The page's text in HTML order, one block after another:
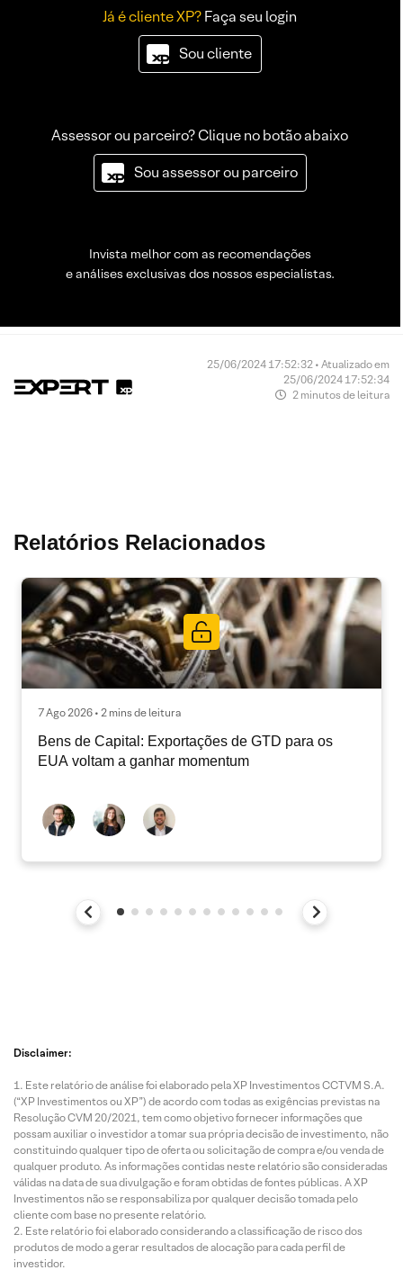
Já é cliente XP?Faça seu login
Sou cliente
Assessor ou parceiro? Clique no botão abaixo
Sou assessor ou parceiro
Invista melhor com as recomendações
e análises exclusivas dos nossos especialistas.
25/06/2024 17:52:32 • Atualizado em
25/06/2024 17:52:34
2 minutos de leitura
Relatórios Relacionados
7 Ago 2026 • 2 mins de leitura
Bens de Capital: Exportações de GTD para os
EUA voltam a ganhar momentum
Disclaimer:
Este relatório de análise foi elaborado pela XP Investimentos CCTVM S.A.
(“XP Investimentos ou XP”) de acordo com todas as exigências previstas na
Resolução CVM 20/2021, tem como objetivo fornecer informações que
possam auxiliar o investidor a tomar sua própria decisão de investimento, não
constituindo qualquer tipo de oferta ou solicitação de compra e/ou venda de
qualquer produto. As informações contidas neste relatório são consideradas
válidas na data de sua divulgação e foram obtidas de fontes públicas. A XP
Investimentos não se responsabiliza por qualquer decisão tomada pelo
cliente com base no presente relatório.
Este relatório foi elaborado considerando a classificação de risco dos
produtos de modo a gerar resultados de alocação para cada perfil de
investidor.